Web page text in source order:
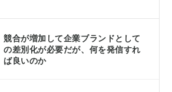
競合が増加して企業ブランドとして
の差別化が必要だが、何を発信すれ
ば良いのか